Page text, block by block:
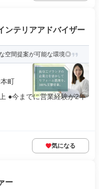
ンテリアアドバイザー
空間提案が可能な環境◎
町
●今までに営業経験が2年
気になる
ー